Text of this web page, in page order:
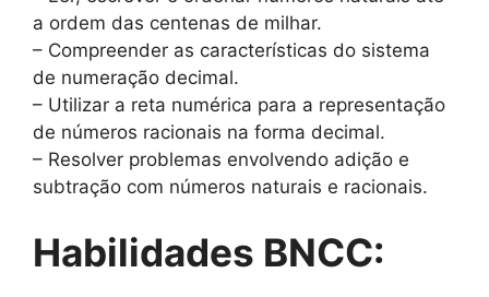
a ordem das centenas de milhar.
– Compreender as características do sistema
de numeração decimal.
– Utilizar a reta numérica para a representação
de números racionais na forma decimal.
– Resolver problemas envolvendo adição e
subtração com números naturais e racionais.
Habilidades BNCC: